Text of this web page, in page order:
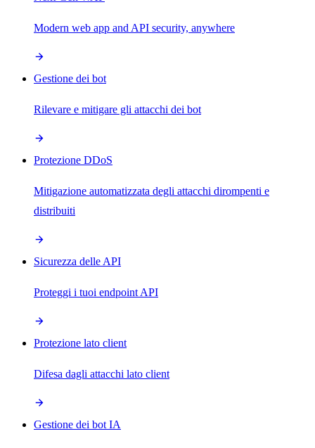
Modern web app and API security, anywhere
Gestione dei bot
Rilevare e mitigare gli attacchi dei bot
Protezione DDoS
Mitigazione automatizzata degli attacchi dirompenti e
distribuiti
Sicurezza delle API
Proteggi i tuoi endpoint API
Protezione lato client
Difesa dagli attacchi lato client
Gestione dei bot IA